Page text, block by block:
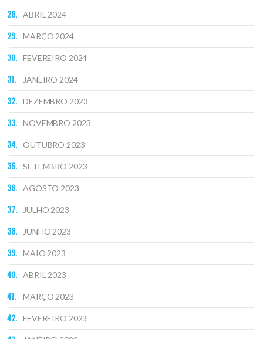
ABRIL 2024
MARÇO 2024
FEVEREIRO 2024
JANEIRO 2024
DEZEMBRO 2023
NOVEMBRO 2023
OUTUBRO 2023
SETEMBRO 2023
AGOSTO 2023
JULHO 2023
JUNHO 2023
MAIO 2023
ABRIL 2023
MARÇO 2023
FEVEREIRO 2023